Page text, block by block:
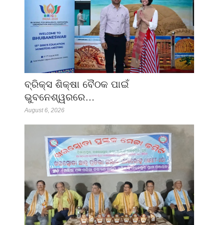
ବ୍ରିକ୍ସ ଶିକ୍ଷା ବୈଠକ ପାଇଁ
ଭୁବନେଶ୍ୱରରେ…
August 6, 2026